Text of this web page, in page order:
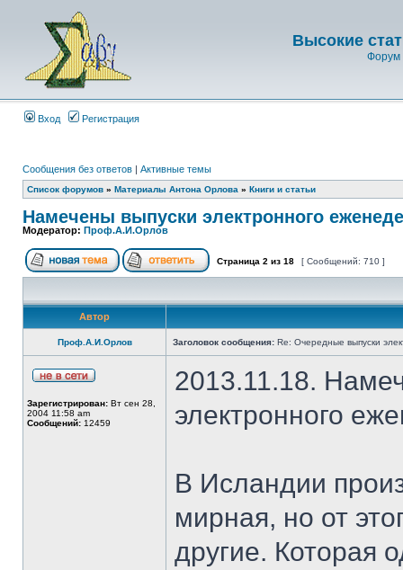
Высокие
Форум
Вход Регистрация
Сообщения без ответов | Активные темы
Список форумов » Материалы Антона Орлова » Книги и статьи
Намечены выпуски электронного
Модератор: Проф.А.И.Орлов
Страница 2 из 18 [ Сообщений: 710 ]
Автор
Проф.А.И.Орлов Заголовок сообщения: Re: Очередные выпуски
Зарегистрирован: Вт сен 28,
2004 11:58 am
Сообщений: 12459
2013.11.18.
электронного
В Исландии
мирная, но от
другие. Которая